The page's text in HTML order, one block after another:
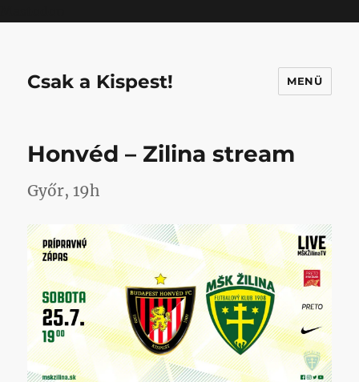
Csak a Kispest! MENÜ
Honvéd – Zilina stream
Győr, 19h